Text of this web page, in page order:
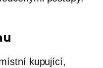
kupující,